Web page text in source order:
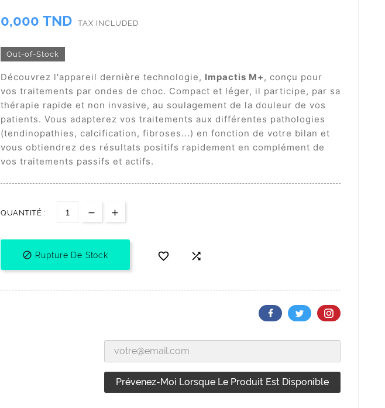
0,000 TND TAX INCLUDED
Out-of-Stock
Découvrez l'appareil dernière technologie, Impactis M+, conçu pour
vos traitements par ondes de choc. Compact et léger, il participe, par sa
thérapie rapide et non invasive, au soulagement de la douleur de vos
patients. Vous adapterez vos traitements aux différentes pathologies
(tendinopathies, calcification, fibroses...) en fonction de votre bilan et
vous obtiendrez des résultats positifs rapidement en complément de
vos traitements passifs et actifs.
QUANTITÉ :
 Rupture De Stock  
Prévenez-Moi Lorsque Le Produit Est Disponible